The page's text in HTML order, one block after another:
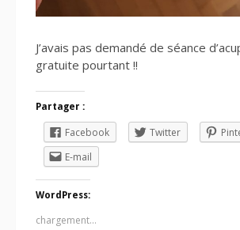
J’avais pas demandé de séance
gratuite pourtant !!
Partager :
Facebook Twitter
E-mail
WordPress:
chargement…